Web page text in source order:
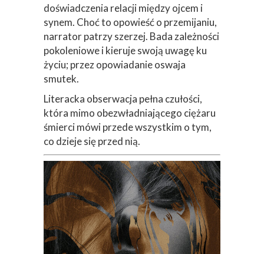
doświadczenia relacji między ojcem i
synem. Choć to opowieść o przemijaniu,
narrator patrzy szerzej. Bada zależności
pokoleniowe i kieruje swoją uwagę ku
życiu; przez opowiadanie oswaja
smutek.
Literacka obserwacja pełna czułości,
która mimo obezwładniającego ciężaru
śmierci mówi przede wszystkim o tym,
co dzieje się przed nią.